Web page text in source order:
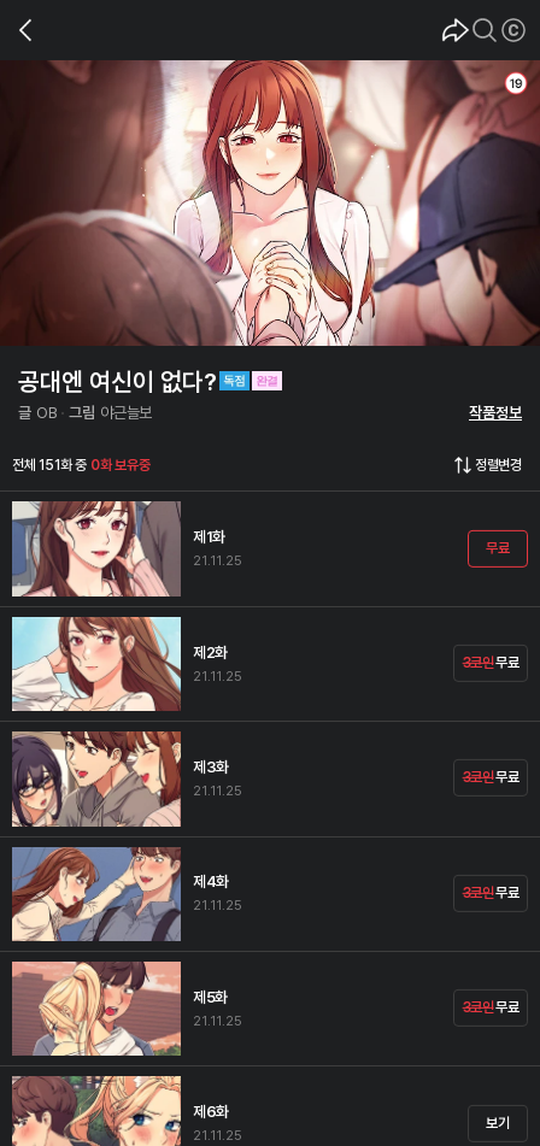
공대엔 여신이 없다?
글 OB 그림 야근늘보 작품정보
전체 151화 중 0화 보유중 정렬변경
제1화
21.11.25
무료
제2화
21.11.25
3코인무료
제3화
21.11.25
3코인무료
제4화
21.11.25
3코인무료
제5화
21.11.25
3코인무료
제6화
21.11.25
보기